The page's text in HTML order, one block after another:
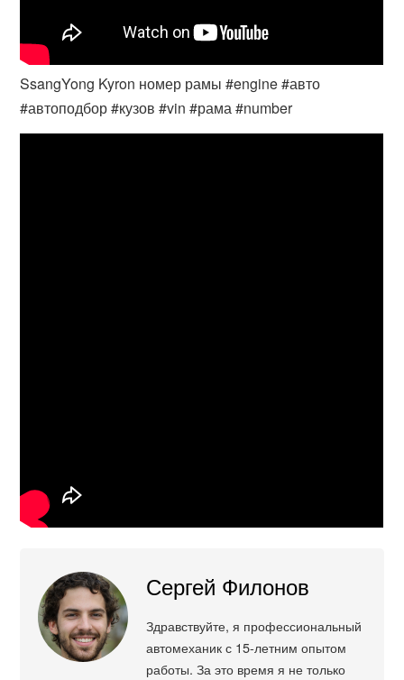
SsangYong Kyron номер рамы #engine #авто
#автоподбор #кузов #vin #рама #number
Сергей Филонов
Здравствуйте, я профессиональный
автомеханик с 15-летним опытом
работы. За это время я не только